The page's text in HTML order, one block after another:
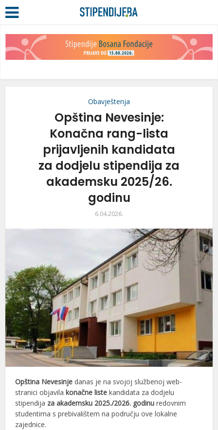
Obavještenja
Opština Nevesinje:
Konačna rang-lista
prijavljenih kandidata
za dodjelu stipendija za
akademsku 2025/26.
godinu
6.04.2026.
Opština Nevesinje danas je na svojoj službenoj web-
stranici objavilakonačne liste kandidata za dodjelu
stipendija za akademsku 2025./2026. godinu redovnim
studentima s prebivalištem na području ove lokalne
zajednice.